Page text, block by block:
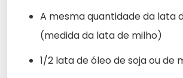
A mesma quantidade da lata
(medida da lata de milho)
1/2 lata de óleo de soja ou de